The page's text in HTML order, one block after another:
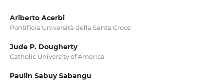
Ariberto Acerbi
Pontificia Università della Santa Croce
Jude P. Dougherty
Catholic University of America
Paulin Sabuy Sabangu